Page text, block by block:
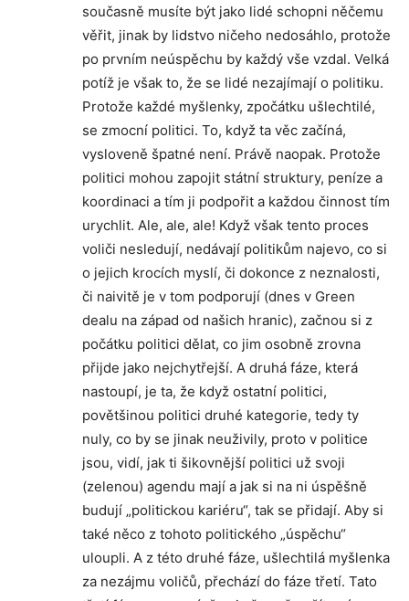
současně musíte být jako lidé schopni něčemu
věřit, jinak by lidstvo ničeho nedosáhlo, protože
po prvním neúspěchu by každý vše vzdal. Velká
potíž je však to, že se lidé nezajímají o politiku.
Protože každé myšlenky, zpočátku ušlechtilé,
se zmocní politici. To, když ta věc začíná,
vysloveně špatné není. Právě naopak. Protože
politici mohou zapojit státní struktury, peníze a
koordinaci a tím ji podpořit a každou činnost tím
urychlit. Ale, ale, ale! Když však tento proces
voliči nesledují, nedávají politikům najevo, co si
o jejich krocích myslí, či dokonce z neznalosti,
či naivitě je v tom podporují (dnes v Green
dealu na západ od našich hranic), začnou si z
počátku politici dělat, co jim osobně zrovna
přijde jako nejchytřejší. A druhá fáze, která
nastoupí, je ta, že když ostatní politici,
povětšinou politici druhé kategorie, tedy ty
nuly, co by se jinak neuživily, proto v politice
jsou, vidí, jak ti šikovnější politici už svoji
(zelenou) agendu mají a jak si na ni úspěšně
budují „politickou kariéru“, tak se přidají. Aby si
také něco z tohoto politického „úspěchu“
uloupli. A z této druhé fáze, ušlechtilá myšlenka
za nezájmu voličů, přechází do fáze třetí. Tato